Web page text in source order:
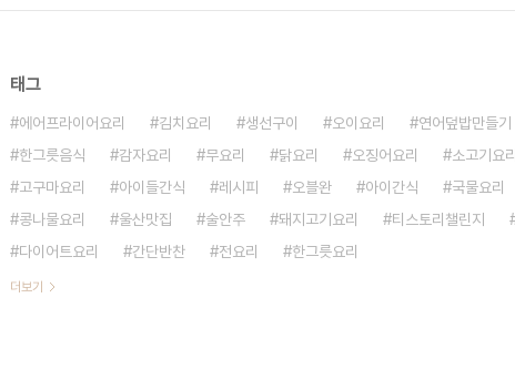
태그
에어프라이어요리 김치요리 생선구이 오이요리 연어덮밥만들기
한그릇음식
감자요리 무요리 닭요리 오징어요리 소고기요리
고구마요리
아이들간식 레시피 오블완 아이간식 국물요리
콩나물요리
울산맛집 술안주 돼지고기요리 티스토리챌린지
다이어트요리
간단반찬 전요리 한그릇요리
더보기